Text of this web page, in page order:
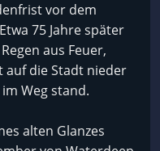
vor dem
75 Jahre später
aus Feuer,
auf die Stadt nieder
Weg stand.
alten Glanzes